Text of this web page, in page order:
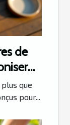
de
que
pour...